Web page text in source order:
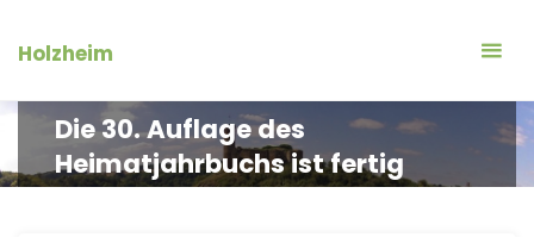
InhaltHolzheim
Die 30. Auflage des
Heimatjahrbuchs ist fertig